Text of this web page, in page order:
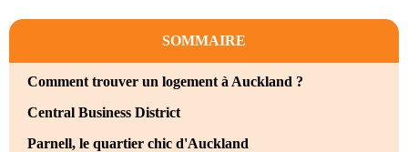
SOMMAIRE
Comment trouver un logement à Auckland ?
Central Business District
Parnell, le quartier chic d'Auckland